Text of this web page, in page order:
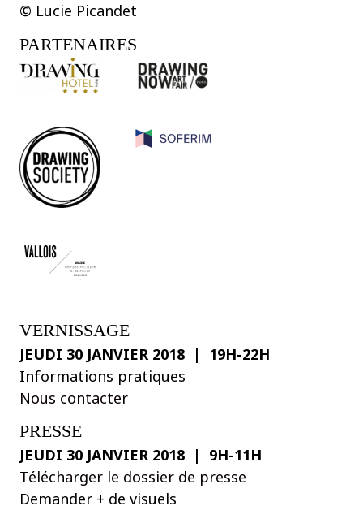
© Lucie Picandet
PARTENAIRES
VERNISSAGE
JEUDI 30 JANVIER 2018 | 19H-22H
Informations pratiques
Nous contacter
PRESSE
JEUDI 30 JANVIER 2018 | 9H-11H
Télécharger le dossier de presse
Demander + de visuels